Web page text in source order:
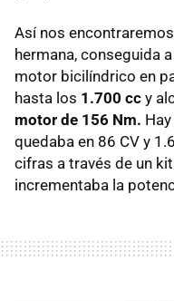
Así nos
hermana, conseguida
motor bicilíndrico en
hasta los 1.700 cc y
motor de 156 Nm.
quedaba en 86 CV y
cifras a través de un
incrementaba la